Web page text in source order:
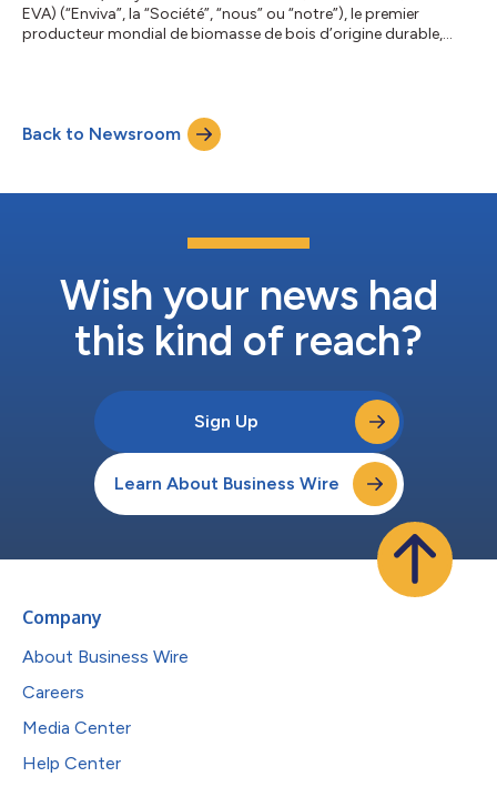
EVA) (“Enviva”, la “Société”, “nous” ou “notre”), le premier
producteur mondial de biomasse de bois d’origine durable,
infrastructures d'Enviva de plus grande taille dans la région
n’aient pas été touchés, la tempête a cependant endommagé
l'usine de production de gr...
Back to Newsroom
Wish your news had
this kind of reach?
Sign Up
Learn About Business Wire
Company
About Business Wire
Careers
Media Center
Help Center